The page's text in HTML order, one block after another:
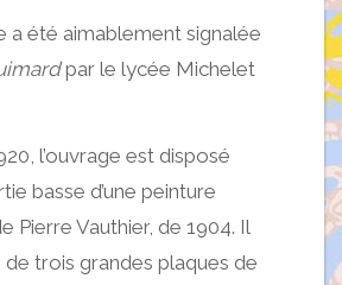
été aimablement signalée
par le lycée Michelet
l’ouvrage est disposé
basse d’une peinture
Pierre Vauthier, de 1904. Il
trois grandes plaques de